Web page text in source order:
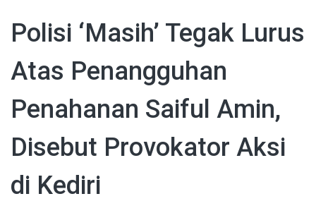
Polisi ‘Masih’ Tegak Lurus
Atas Penangguhan
Penahanan Saiful Amin,
Disebut Provokator Aksi
di Kediri